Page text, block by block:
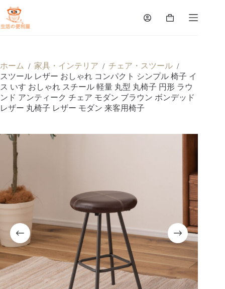
ホーム / 家具・インテリア / チェア・スツール /
スツール レザー おしゃれ コンパクト シンプル 椅子 イ
ス いす おしゃれ スチール 軽量 丸型 丸椅子 円形 ラウ
ンド アンティーク チェア モダン ブラウン ボンデッド
レザー 丸椅子 レザー モダン 来客用椅子